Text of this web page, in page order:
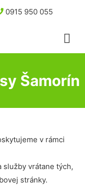
0915 950 055
Šamorín
v rámci
služby vrátane tých,
stránky.